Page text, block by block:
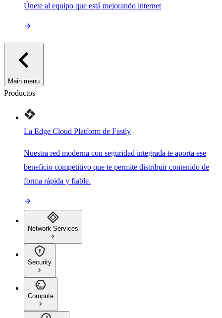
Únete al equipo que está mejorando internet
Main menu
Productos
La Edge Cloud Platform de Fastly
Nuestra red moderna con seguridad integrada te aporta ese
beneficio competitivo que te permite distribuir contenido de
forma rápida y fiable.
Network Services
Security
Compute